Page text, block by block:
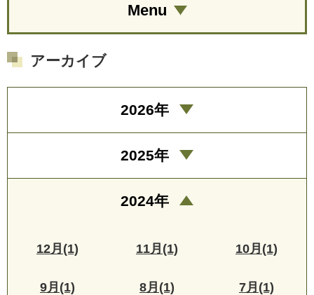
Menu
アーカイブ
2026年
2025年
2024年
12月(1) 11月(1) 10月(1)
9月(1) 8月(1) 7月(1)